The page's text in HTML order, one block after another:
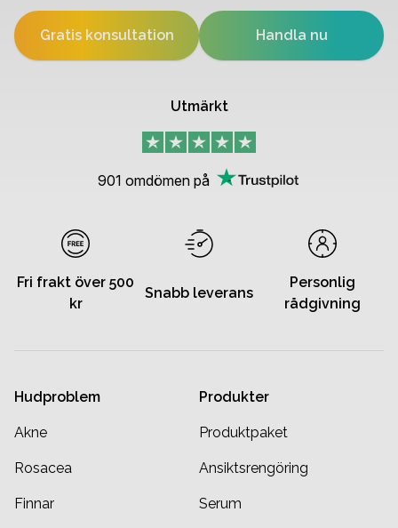
Utmärkt
901 omdömen på
Gratis konsultation Handla nu
Fri frakt över 500
kr
Snabb leverans
Personlig
rådgivning
Hudproblem
Akne
Rosacea
Finnar
Produkter
Produktpaket
Ansiktsrengöring
Serum